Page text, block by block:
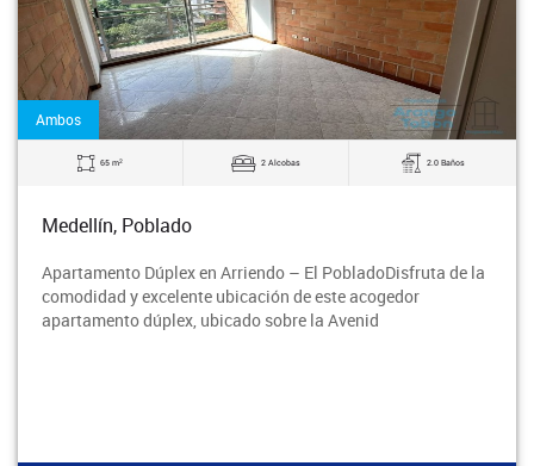
Ambos
65 m2 2 Alcobas 2.0 Baños
Medellín, Poblado
Apartamento Dúplex en Arriendo – El PobladoDisfruta de la
comodidad y excelente ubicación de este acogedor
apartamento dúplex, ubicado sobre la Avenid